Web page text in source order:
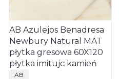
AB Azulejos Benadresa
Newbury Natural MAT
płytka gresowa 60X120
płytka imitujc kamień
PRODUCENT
AB